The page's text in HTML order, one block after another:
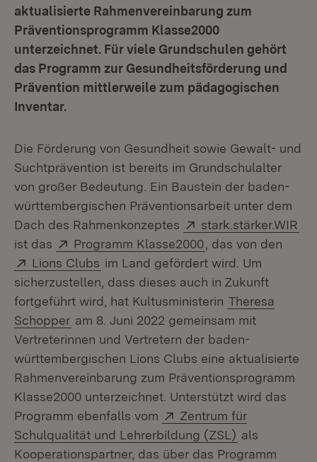
aktualisierte Rahmenvereinbarung zum
Präventionsprogramm Klasse2000
unterzeichnet. Für viele Grundschulen gehört
das Programm zur Gesundheitsförderung und
Prävention mittlerweile zum pädagogischen
Inventar.
Die Förderung von Gesundheit sowie Gewalt- und
Suchtprävention ist bereits im Grundschulalter
von großer Bedeutung. Ein Baustein der baden-
württembergischen Präventionsarbeit unter dem
Dach des Rahmenkonzeptes
Extern:
stark.stärker.WIR
ist das
Extern:
Programm Klasse2000 (Öffnet in neuem
, das von den
Extern:
Lions Clubs (Öffnet in neuem Fenster)
im Land gefördert wird. Um
sicherzustellen, dass dieses auch in Zukunft
fortgeführt wird, hat Kultusministerin Theresa
Schopper am 8. Juni 2022 gemeinsam mit
Vertreterinnen und Vertretern der baden-
württembergischen Lions Clubs eine aktualisierte
Rahmenvereinbarung zum Präventionsprogramm
Klasse2000 unterzeichnet. Unterstützt wird das
Programm ebenfalls vom
Extern:
Zentrum für
Schulqualität und Lehrerbildung (ZSL) (Öffnet in
als
Kooperationspartner, das über das Programm